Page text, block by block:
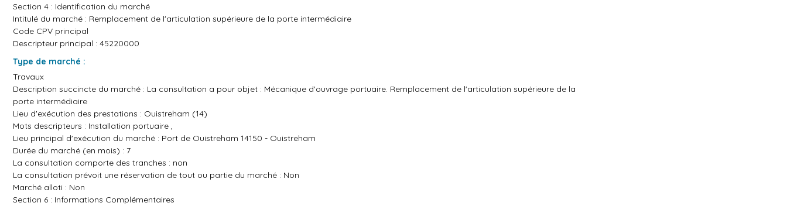
Section 4 : Identification du marché
Intitulé du marché : Remplacement de l'articulation supérieure de la porte intermédiaire
Code CPV principal
Descripteur principal : 45220000
Type de marché :
Travaux
Description succincte du marché : La consultation a pour objet : Mécanique d'ouvrage portuaire. Remplacement de l'articulation supérieure de la
porte intermédiaire
Lieu d'exécution des prestations : Ouistreham (14)
Mots descripteurs : Installation portuaire ,
Lieu principal d'exécution du marché : Port de Ouistreham 14150 - Ouistreham
Durée du marché (en mois) : 7
La consultation comporte des tranches : non
La consultation prévoit une réservation de tout ou partie du marché : Non
Marché alloti : Non
Section 6 : Informations Complémentaires